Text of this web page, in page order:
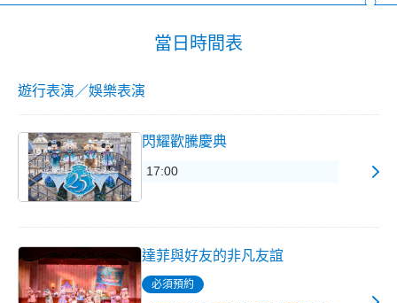
當日時間表
遊行表演／娛樂表演
閃耀歡騰慶典
17:00
達菲與好友的非凡友誼
必須預約